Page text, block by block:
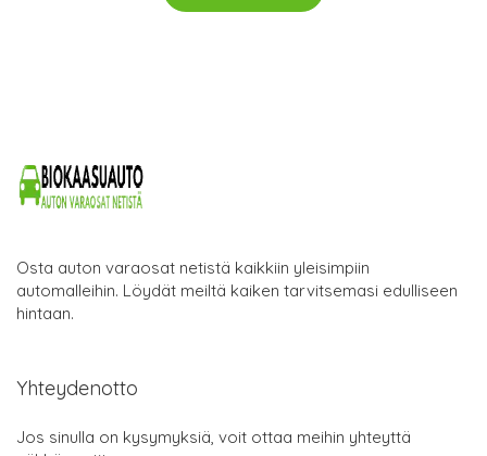
Osta auton varaosat netistä kaikkiin yleisimpiin
automalleihin. Löydät meiltä kaiken tarvitsemasi edulliseen
hintaan.
Yhteydenotto
Jos sinulla on kysymyksiä, voit ottaa meihin yhteyttä